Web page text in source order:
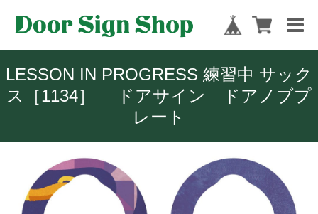
LESSON IN PROGRESS 練習中 サック
ス［1134］ ドアサイン ドアノブプ
レート